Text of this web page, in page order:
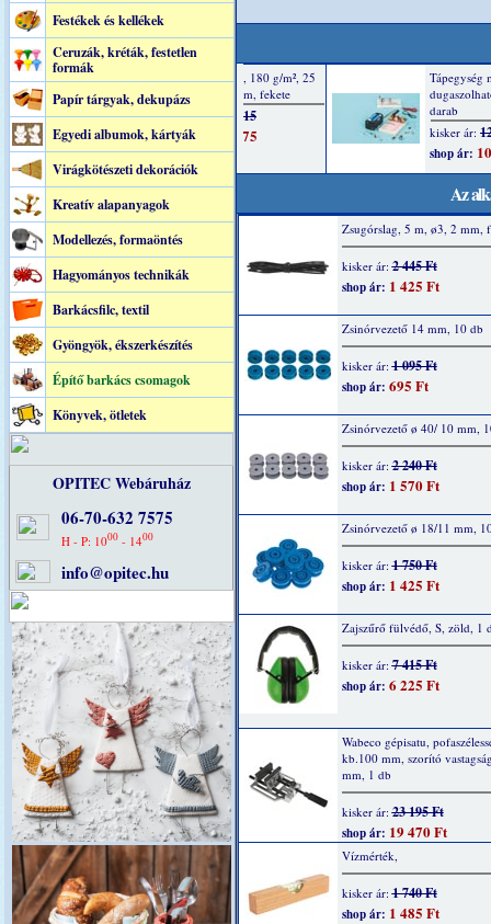
Festékek és kellékek
Ceruzák, kréták, festetlen
formák
Papír tárgyak, dekupázs
Egyedi albumok, kártyák
Virágkötészeti dekorációk
Kreatív alapanyagok
Modellezés, formaöntés
Hagyományos technikák
Barkácsfilc, textil
Gyöngyök, ékszerkészítés
Építő barkács csomagok
Könyvek, ötletek
OPITEC Webáruház
06-70-632 7575
H - P: 1000 - 1400
info@opitec.hu
Az
Zsugórslag, 5 m, ø3, 2 mm,
kisker ár:2 445 Ft
shop ár: 1 425 Ft
Zsinórvezető 14 mm, 10 db
kisker ár:1 095 Ft
shop ár: 695 Ft
Zsinórvezető ø 40/ 10 mm,
kisker ár:2 240 Ft
shop ár: 1 570 Ft
Zsinórvezető ø 18/11 mm,
kisker ár:1 750 Ft
shop ár: 1 425 Ft
Zajszűrő fülvédő, S, zöld, 1
kisker ár:7 415 Ft
shop ár: 6 225 Ft
Wabeco gépisatu,
kb.100 mm, szorító
mm, 1 db
kisker ár:23 195 Ft
shop ár: 19 470 Ft
Vízmérték,
kisker ár:1 740 Ft
shop ár: 1 485 Ft